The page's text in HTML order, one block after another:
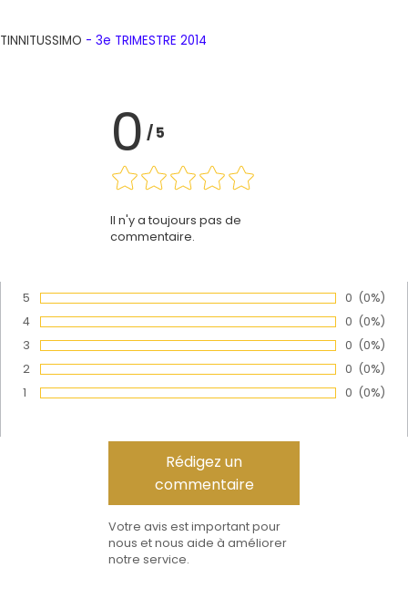
TINNITUSSIMO - 3e TRIMESTRE 2014
0 /5
Il n'y a toujours pas de
commentaire.
5 Nombre
0 (0%)
4 Nombre
0 (0%)
3 Nombre
0 (0%)
2 Nombre
0 (0%)
1 Nombre
0 (0%)
Votre avis est important pour
nous et nous aide à améliorer
notre service.